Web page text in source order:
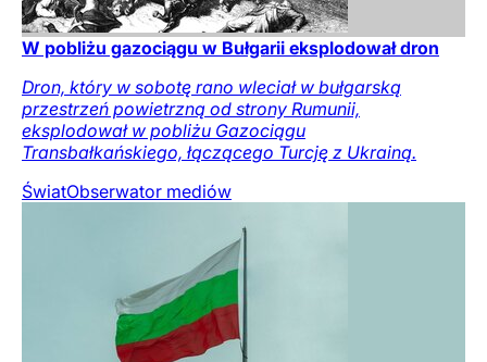
W pobliżu gazociągu w Bułgarii eksplodował dron
Dron, który w sobotę rano wleciał w bułgarską
przestrzeń powietrzną od strony Rumunii,
eksplodował w pobliżu Gazociągu
Transbałkańskiego, łączącego Turcję z Ukrainą.
ŚwiatObserwator mediów